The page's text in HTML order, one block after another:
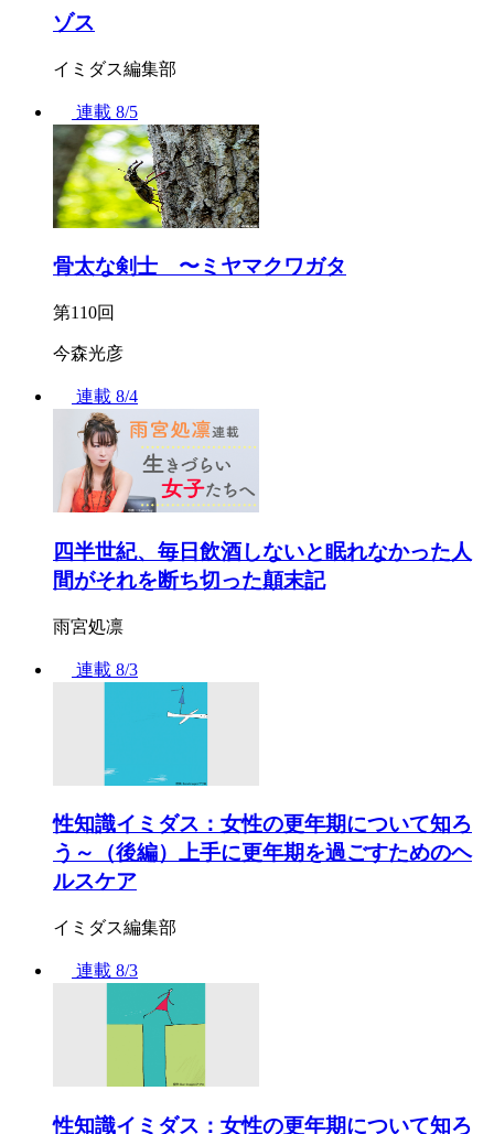
ゾス
イミダス編集部
連載 8/5
骨太な剣士 〜ミヤマクワガタ
第110回
今森光彦
連載 8/4
四半世紀、毎日飲酒しないと眠れなかった人
間がそれを断ち切った顛末記
雨宮処凛
連載 8/3
性知識イミダス：女性の更年期について知ろ
う～（後編）上手に更年期を過ごすためのヘ
ルスケア
イミダス編集部
連載 8/3
性知識イミダス：女性の更年期について知ろ